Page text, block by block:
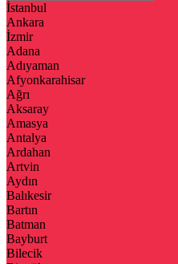
İstanbul
Ankara
İzmir
Adana
Adıyaman
Afyonkarahisar
Ağrı
Aksaray
Amasya
Antalya
Ardahan
Artvin
Aydın
Balıkesir
Bartın
Batman
Bayburt
Bilecik